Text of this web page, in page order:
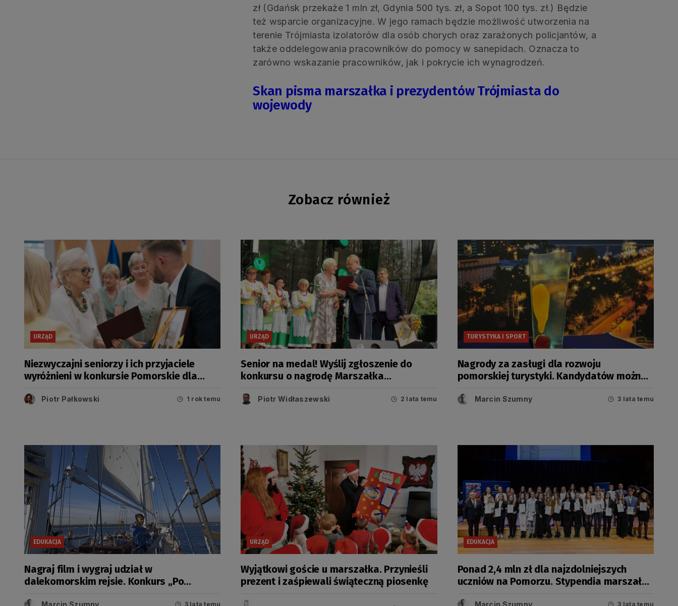
zł (Gdańsk przekaże 1 mln zł, Gdynia 500 tys. zł, a Sopot 100 tys. zł.) Będzie
też wsparcie organizacyjne. W jego ramach będzie możliwość utworzenia na
terenie Trójmiasta izolatorów dla osób chorych oraz zarażonych policjantów, a
także oddelegowania pracowników do pomocy w sanepidach. Oznacza to
zarówno wskazanie pracowników, jak i pokrycie ich wynagrodzeń.
Skan pisma marszałka i prezydentów Trójmiasta do
wojewody
Zobacz również
URZĄD
Niezwyczajni seniorzy i ich przyjaciele
wyróżnieni w konkursie Pomorskie dla
Piotr Pałkowski 1 rok temu
URZĄD
Senior na medal! Wyślij zgłoszenie do
konkursu o nagrodę Marszałka
Piotr Widłaszewski 2 lata temu
TURYSTYKA I SPORT
Nagrody za zasługi dla rozwoju
pomorskiej turystyki. Kandydatów można
Marcin Szumny 3 lata temu
EDUKACJA
Nagraj film i wygraj udział w
dalekomorskim rejsie. Konkurs „Po
Marcin Szumny 3 lata temu
URZĄD
Wyjątkowi goście u marszałka. Przynieśli
prezent i zaśpiewali świąteczną piosenkę
EDUKACJA
Ponad 2,4 mln zł dla najzdolniejszych
uczniów na Pomorzu. Stypendia marszałka
Marcin Szumny 3 lata temu